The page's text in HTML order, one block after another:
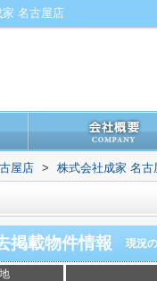
名古屋店
屋店 > 株式会社成家 名古
掲載物件情報 現況